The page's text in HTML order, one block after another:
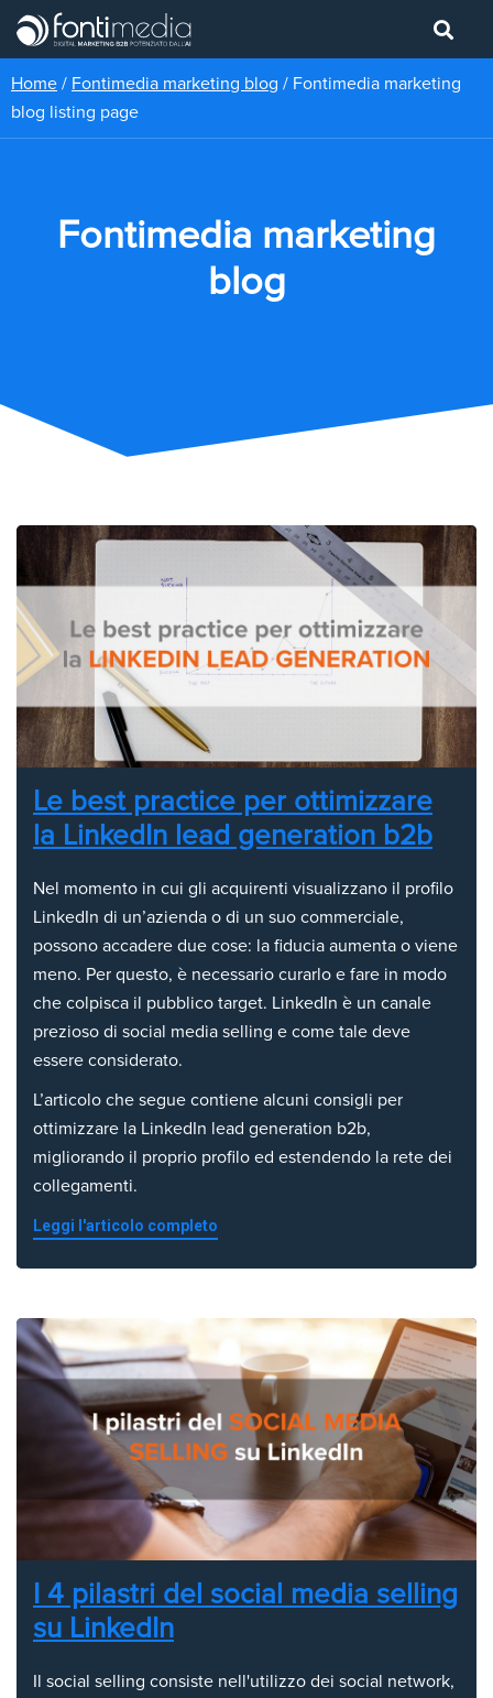
Home / Fontimedia marketing blog / Fontimedia marketing
blog listing page
Fontimedia marketing
blog
Le best practice per ottimizzare
la LinkedIn lead generation b2b
Nel momento in cui gli acquirenti visualizzano il profilo
LinkedIn di un’azienda o di un suo commerciale,
possono accadere due cose: la fiducia aumenta o viene
meno. Per questo, è necessario curarlo e fare in modo
che colpisca il pubblico target. LinkedIn è un canale
prezioso di social media selling e come tale deve
essere considerato.
L’articolo che segue contiene alcuni consigli per
ottimizzare la LinkedIn lead generation b2b,
migliorando il proprio profilo ed estendendo la rete dei
collegamenti.
Leggi l'articolo completo
I 4 pilastri del social media selling
su LinkedIn
Il social selling consiste nell'utilizzo dei social network,